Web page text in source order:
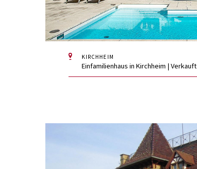
KIRCHHEIM
Einfamilienhaus in Kirchheim | Verkauft